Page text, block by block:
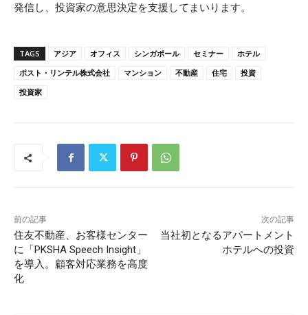
発信し、投資家の意思決定を支援してまいります。
TAGS アジア オフィス シンガポール セミナー
ホテル
ポスト・リンテル株式会社
マンション 不動産 住宅
投資
投資家
前の記事
住友不動産、お客様センター
に「PKSHA Speech Insight」
を導入。顧客対応業務を高度
化
次の記事
当社初となるアパートメント
ホテルへの投資